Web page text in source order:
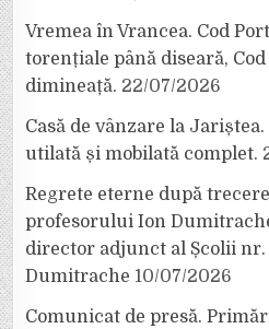
Vremea în Vrancea. Cod
torențiale până diseară,
dimineață. 22/07/2026
Casă de vânzare la Jariștea.
utilată și mobilată complet.
Regrete eterne după
profesorului Ion
director adjunct al Școlii
Dumitrache 10/07/2026
Comunicat de presă.